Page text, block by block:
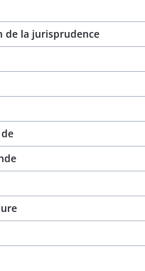
de la jurisprudence